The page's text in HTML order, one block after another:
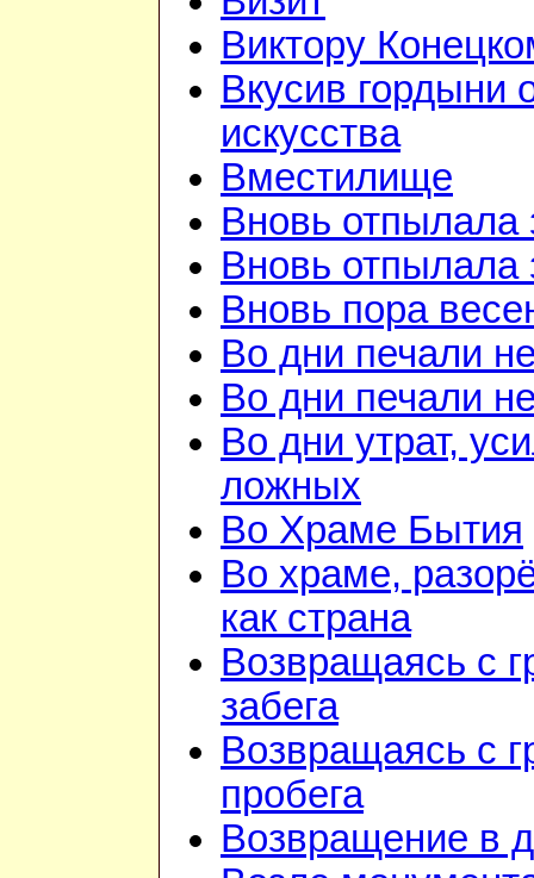
Виктору
Вкусив гордыни
искусства
Вместилище
Вновь отпылала
Вновь отпылала
Вновь пора
Во дни печали
Во дни печали
Во дни утрат,
ложных
Во Храме Бытия
Во храме,
как страна
Возвращаясь с
забега
Возвращаясь с
пробега
Возвращение в